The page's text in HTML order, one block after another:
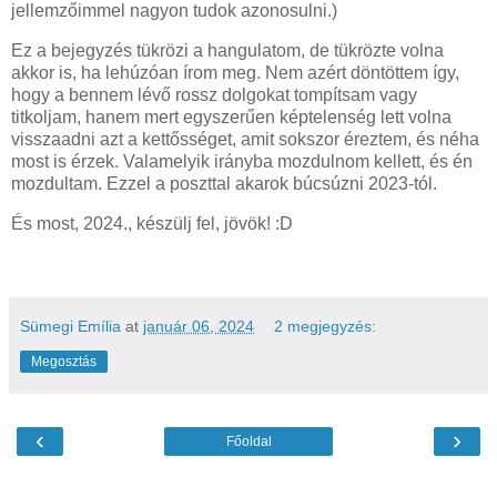
jellemzőimmel nagyon tudok azonosulni.)
Ez a bejegyzés tükrözi a hangulatom, de tükrözte volna
akkor is, ha lehúzóan írom meg. Nem azért döntöttem így,
hogy a bennem lévő rossz dolgokat tompítsam vagy
titkoljam, hanem mert egyszerűen képtelenség lett volna
visszaadni azt a kettősséget, amit sokszor éreztem, és néha
most is érzek. Valamelyik irányba mozdulnom kellett, és én
mozdultam. Ezzel a poszttal akarok búcsúzni 2023-tól.
És most, 2024., készülj fel, jövök! :D
Sümegi Emília at január 06, 2024 2 megjegyzés:
Megosztás
‹ ›
Főoldal